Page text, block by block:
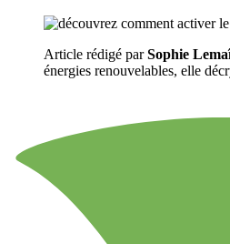
Article rédigé parSophie
énergies renouvelables, elle